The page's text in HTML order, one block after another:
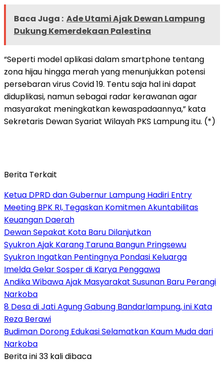
Baca Juga : Ade Utami Ajak Dewan Lampung
Dukung Kemerdekaan Palestina
“Seperti model aplikasi dalam smartphone tentang
zona hijau hingga merah yang menunjukkan potensi
persebaran virus Covid 19. Tentu saja hal ini dapat
diduplikasi, namun sebagai radar kerawanan agar
masyarakat meningkatkan kewaspadaannya,” kata
Sekretaris Dewan Syariat Wilayah PKS Lampung itu. (*)
Berita Terkait
Ketua DPRD dan Gubernur Lampung Hadiri Entry
Meeting BPK RI, Tegaskan Komitmen Akuntabilitas
Keuangan Daerah
Dewan Sepakat Kota Baru Dilanjutkan
Syukron Ajak Karang Taruna Bangun Pringsewu
Syukron Ingatkan Pentingnya Pondasi Keluarga
Imelda Gelar Sosper di Karya Penggawa
Andika Wibawa Ajak Masyarakat Susunan Baru Perangi
Narkoba
8 Desa di Jati Agung Gabung Bandarlampung, ini Kata
Reza Berawi
Budiman Dorong Edukasi Selamatkan Kaum Muda dari
Narkoba
Berita ini 33 kali dibaca